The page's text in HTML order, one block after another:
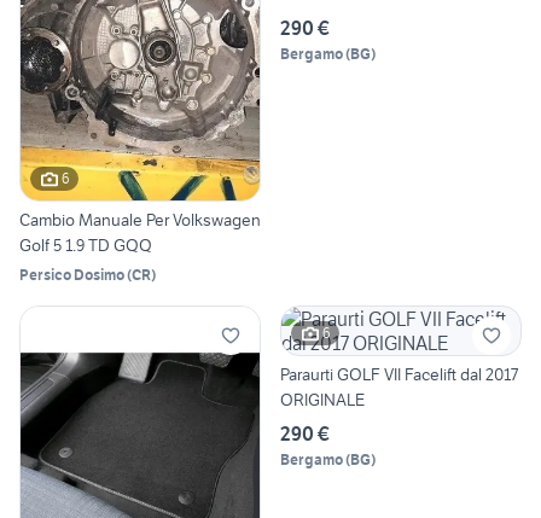
6
Cambio Manuale Per Volkswagen
Golf 5 1.9 TD GQQ
Persico Dosimo(CR)
290 €
Bergamo(BG)
6
Paraurti GOLF VII Facelift dal 2017
ORIGINALE
290 €
Bergamo(BG)